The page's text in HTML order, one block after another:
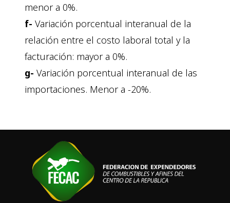
menor a 0%.
f- Variación porcentual interanual de la
relación entre el costo laboral total y la
facturación: mayor a 0%.
g- Variación porcentual interanual de las
importaciones. Menor a -20%.